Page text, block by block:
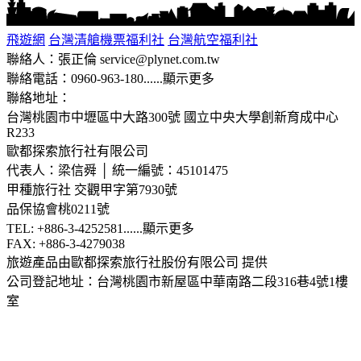
飛遊網 台灣清艙機票福利社 台灣航空福利社
聯絡人：張正倫 service@plynet.com.tw
聯絡電話：0960-963-180......顯示更多
聯絡地址：
台灣桃園市中壢區中大路300號 國立中央大學創新育成中心
R233
歐都探索旅行社有限公司
代表人：梁信舜 │ 統一編號：45101475
甲種旅行社 交觀甲字第7930號
品保協會桃0211號
TEL: +886-3-4252581 ......顯示更多
FAX: +886-3-4279038
旅遊產品由歐都探索旅行社股份有限公司 提供
公司登記地址：台灣桃園市新屋區中華南路二段316巷4號1樓
室